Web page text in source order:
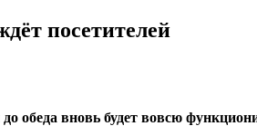
посетителей
обеда вновь будет вовсю